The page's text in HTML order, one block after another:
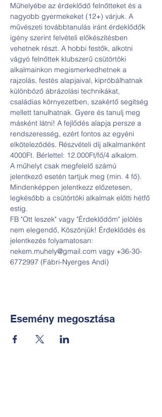
Műhelyébe az érdeklődő felnőtteket és a
nagyobb gyermekeket (12+) várjuk. A
művészeti továbbtanulás iránt érdeklődők
igény szerint felvételi előkészítésben
vehetnek részt. A hobbi festők, alkotni
vágyó felnőttek klubszerű csütörtöki
alkalmainkon megismerkedhetnek a
rajzolás, festés alapjaival, kipróbálhatnak
különböző ábrázolási technikákat,
családias környezetben, szakértő segítség
mellett tanulhatnak. Gyere és tanulj meg
másként látni! A fejlődés alapja persze a
rendszeresség, ezért fontos az egyéni
elköteleződés. Részvételi díj alkalmanként
4000Ft. Bérlettel: 12.000Ft/fő/4 alkalom.
A műhelyt csak megfelelő számú
jelentkező esetén tartjuk meg (min. 4 fő).
Mindenképpen jelentkezz előzetesen,
legkésőbb a csütörtöki alkalmak előtti hétfő
estig.
FB "Ott leszek" vagy "Érdeklődőm" jelölés
nem elegendő, Köszönjük! Érdeklődés és
jelentkezés folyamatosan:
nekem.muhely@gmail.com vagy +36-30-
6772997 (Fábri-Nyerges Andi)
Esemény megosztása